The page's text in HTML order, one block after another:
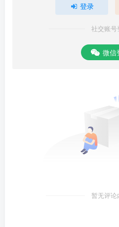
登录
社交账号
微信
暂无评论